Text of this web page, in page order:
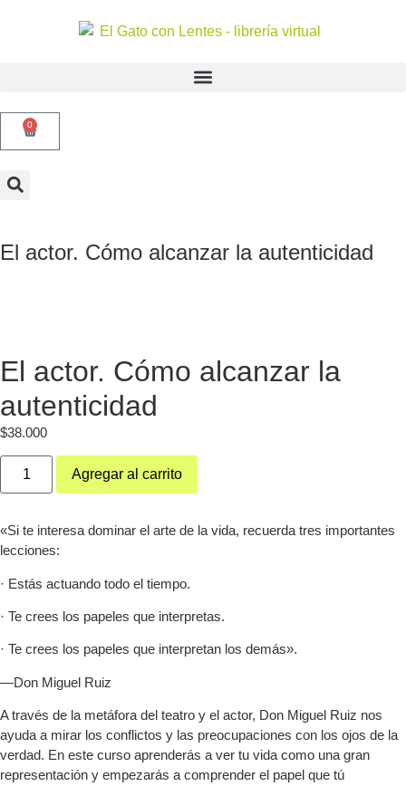
0
El actor. Cómo alcanzar la autenticidad
El actor. Cómo alcanzar la
autenticidad
$38.000
Agregar al carrito
«Si te interesa dominar el arte de la vida, recuerda tres importantes
lecciones:
· Estás actuando todo el tiempo.
· Te crees los papeles que interpretas.
· Te crees los papeles que interpretan los demás».
—Don Miguel Ruiz
A través de la metáfora del teatro y el actor, Don Miguel Ruiz nos
ayuda a mirar los conflictos y las preocupaciones con los ojos de la
verdad. En este curso aprenderás a ver tu vida como una gran
representación y empezarás a comprender el papel que tú